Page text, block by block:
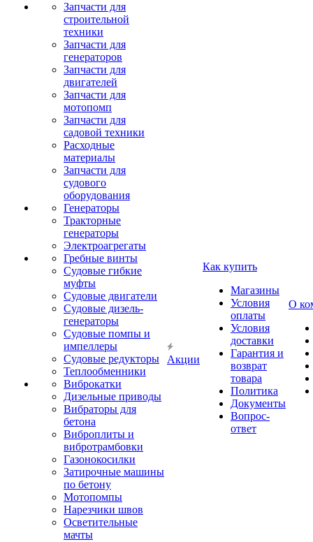
Запчасти для
строительной
техники
Запчасти для
генераторов
Запчасти для
двигателей
Запчасти для
мотопомп
Запчасти для
садовой техники
Расходные
материалы
Запчасти для
судового
оборудования
Генераторы
Тракторные
генераторы
Электроагрегаты
Гребные винты
Судовые гибкие
муфты
Судовые двигатели
Судовые дизель-
генераторы
Судовые помпы и
импеллеры
Судовые редукторы
Теплообменники
Виброкатки
Дизельные приводы
Вибраторы для
бетона
Виброплиты и
вибротрамбовки
Газонокосилки
Затирочные машины
по бетону
Мотопомпы
Нарезчики швов
Осветительные
мачты
Акции
Как купить
Магазины
Условия
оплаты
Условия
доставки
Гарантия и
возврат
товара
Политика
Документы
Вопрос-
ответ
О